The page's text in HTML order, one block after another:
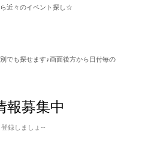
近々のイベント探し☆
でも探せます♪画面後方から日付毎の
報募集中
録しましょ--